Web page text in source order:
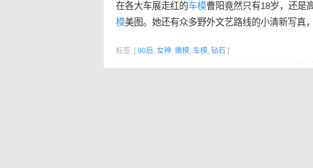
在各大车展走红的车模曹阳竟然只有18岁，还是
模美图。她还有众多野外文艺路线的小清新写真
标签: [ 90后, 女神, 嫩模, 车模, 钻石 ]